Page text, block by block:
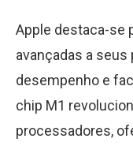
Apple destaca-se
avançadas a
desempenho e
chip M1
processadores,